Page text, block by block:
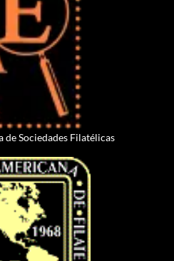
de Sociedades Filatélicas